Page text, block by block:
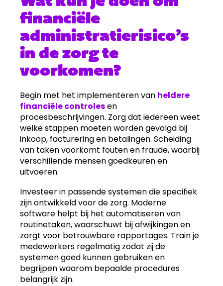
financiële
administratierisico’s
in de zorg te
voorkomen?
Begin met het implementeren van heldere
financiële controlesen
procesbeschrijvingen. Zorg dat iedereen weet
welke stappen moeten worden gevolgd bij
inkoop, facturering en betalingen. Scheiding
van taken voorkomt fouten en fraude, waarbij
verschillende mensen goedkeuren en
uitvoeren.
Investeer in passende systemen die specifiek
zijn ontwikkeld voor de zorg. Moderne
software helpt bij het automatiseren van
routinetaken, waarschuwt bij afwijkingen en
zorgt voor betrouwbare rapportages. Train je
medewerkers regelmatig zodat zij de
systemen goed kunnen gebruiken en
begrijpen waarom bepaalde procedures
belangrijk zijn.